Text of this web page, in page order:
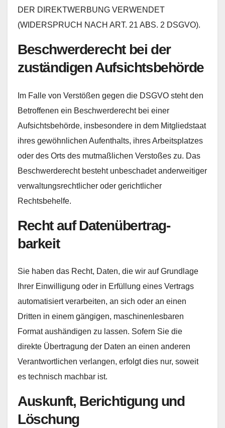
DER DIREKTWERBUNG VERWENDET
(WIDERSPRUCH NACH ART. 21 ABS. 2 DSGVO).
Beschwerde­recht bei der
zuständigen Aufsichts­behörde
Im Falle von Verstößen gegen die DSGVO steht den
Betroffenen ein Beschwerderecht bei einer
Aufsichtsbehörde, insbesondere in dem Mitgliedstaat
ihres gewöhnlichen Aufenthalts, ihres Arbeitsplatzes
oder des Orts des mutmaßlichen Verstoßes zu. Das
Beschwerderecht besteht unbeschadet anderweitiger
verwaltungsrechtlicher oder gerichtlicher
Rechtsbehelfe.
Recht auf Daten­übertrag­
barkeit
Sie haben das Recht, Daten, die wir auf Grundlage
Ihrer Einwilligung oder in Erfüllung eines Vertrags
automatisiert verarbeiten, an sich oder an einen
Dritten in einem gängigen, maschinenlesbaren
Format aushändigen zu lassen. Sofern Sie die
direkte Übertragung der Daten an einen anderen
Verantwortlichen verlangen, erfolgt dies nur, soweit
es technisch machbar ist.
Auskunft, Berichtigung und
Löschung